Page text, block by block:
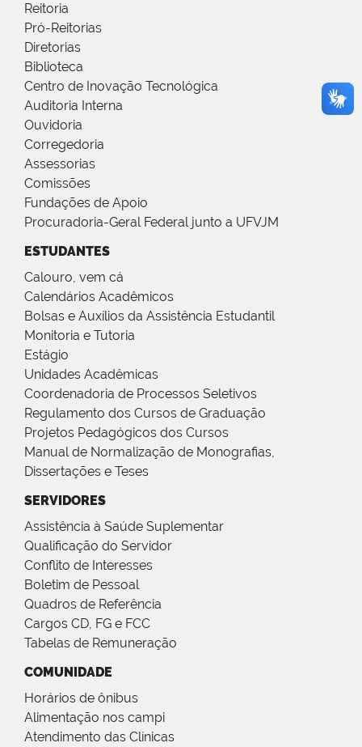
Reitoria
Pró-Reitorias
Diretorias
Biblioteca
Centro de Inovação Tecnológica
Auditoria Interna
Ouvidoria
Corregedoria
Assessorias
Comissões
Fundações de Apoio
Procuradoria-Geral Federal junto a UFVJM
ESTUDANTES
Calouro, vem cá
Calendários Acadêmicos
Bolsas e Auxílios da Assistência Estudantil
Monitoria e Tutoria
Estágio
Unidades Acadêmicas
Coordenadoria de Processos Seletivos
Regulamento dos Cursos de Graduação
Projetos Pedagógicos dos Cursos
Manual de Normalização de Monografias,
Dissertações e Teses
SERVIDORES
Assistência à Saúde Suplementar
Qualificação do Servidor
Conflito de Interesses
Boletim de Pessoal
Quadros de Referência
Cargos CD, FG e FCC
Tabelas de Remuneração
COMUNIDADE
Horários de ônibus
Alimentação nos campi
Atendimento das Clínicas